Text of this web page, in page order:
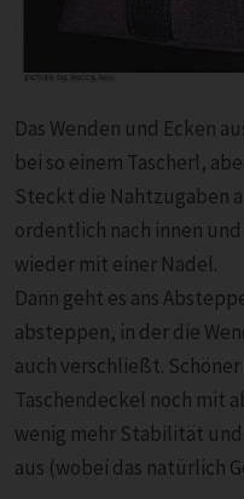
Das Wenden und Ecken
bei so einem Tascherl,
Steckt die Nahtzugaben
ordentlich nach innen
wieder mit einer Nadel.
Dann geht es ans
absteppen, in der die
auch verschließt.
Taschendeckel noch mit
wenig mehr Stabilität
aus (wobei das natürlich